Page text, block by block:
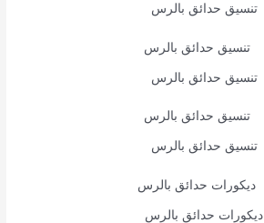
تنسيق حدائق بالرس
تنسيق حدائق بالرس
تنسيق حدائق بالرس
ديكورات حدائق بالرس